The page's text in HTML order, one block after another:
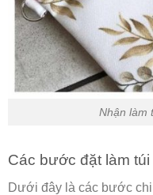
Nhận làm
Các bước đặt làm
Dưới đây là các bước